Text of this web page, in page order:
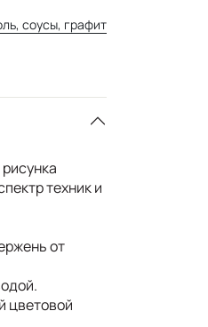
соусы, графит
техник и
от
цветовой